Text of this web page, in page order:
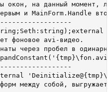
окон, на данный момент,
и MainForm.Handle
фоновое avi-видео.
через пробел в
между собой, выгружает